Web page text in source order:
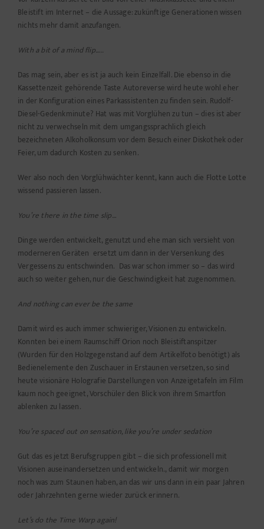
Bleistift im Internet – die Aussage: zukünftige Generationen wissen
nichts mehr damit anzufangen.
With a bit of a mind flip…..
Das mag sein, aber es ist ja auch kein Einzelfall. Die ebenso in die
Kassettenzeit gehörende Taste Autoreverse wird heute wohl eher
in der Konfiguration eines Parkassistenten zu finden sein. Rudolf-
Diesel-Gedenkminute? Hat was mit Vorglühen zu tun – dies ist aber
nicht zu verwechseln mit dem umgangssprachlich gleich
bezeichneten Alkoholkonsum vor dem Besuch einer Diskothek oder
Feier, um dadurch Kosten zu senken.
Wer also noch den Vorglühwächter kennt, kann auch die Flotte Lotte
wissend passieren lassen.
You’re there in the time slip…
Dinge werden entwickelt, genutzt und ehe man sich versieht von
moderneren Geräten ersetzt um dann in der Versenkung des
Vergessens zu entschwinden. Das war schon immer so – das wird
auch so weiter gehen, nur die Geschwindigkeit hat zugenommen.
And nothing can ever be the same
Damit wird es auch immer schwieriger, Visionen zu entwickeln.
Konnten bei einem Raumschiff Orion noch Bleistiftanspitzer
(Wurden für den Holzgegenstand auf dem Artikelfoto benötigt) als
Bedienelemente den Zuschauer in Erstaunen versetzen, so sind
heute visionäre Holografie Darstellungen von Anzeigetafeln im Film
kaum noch geeignet, Vorschüler den Blick von ihrem Smartfon
ablenken zu lassen.
You’re spaced out on sensation, like you’re under sedation
Gut das es jetzt Berufsgruppen gibt – die sich professionell mit
Visionen auseinandersetzen und entwickeln., damit wir morgen
noch was zum Staunen haben, an das wir uns dann in ein paar Jahren
oder Jahrzehnten gerne wieder zurück erinnern.
Let’s do the Time Warp again!